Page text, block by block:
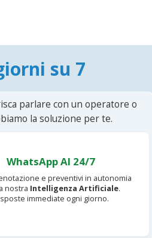
su 7
parlare con un operatore o
la soluzione per te.
WhatsApp AI 24/7
e preventivi in autonomia
nostra Intelligenza Artificiale.
immediate ogni giorno.